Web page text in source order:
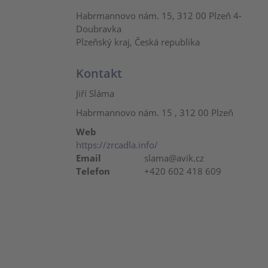
Habrmannovo nám. 15, 312 00 Plzeň 4-
Doubravka
Plzeňský kraj, Česká republika
Kontakt
Jiří Sláma
Habrmannovo nám. 15 , 312 00 Plzeň
Web
https://zrcadla.info/
Email
slama@avik.cz
Telefon
+420 602 418 609